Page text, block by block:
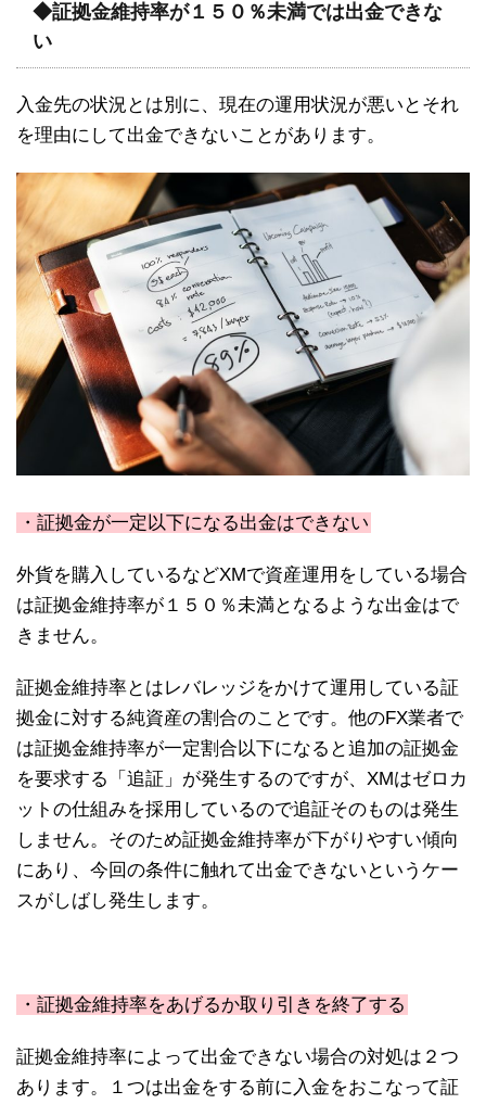
◆証拠金維持率が１５０％未満では出金できな
い
入金先の状況とは別に、現在の運用状況が悪いとそれ
を理由にして出金できないことがあります。
・証拠金が一定以下になる出金はできない
外貨を購入しているなどXMで資産運用をしている場合
は証拠金維持率が１５０％未満となるような出金はで
きません。
証拠金維持率とはレバレッジをかけて運用している証
拠金に対する純資産の割合のことです。他のFX業者で
は証拠金維持率が一定割合以下になると追加の証拠金
を要求する「追証」が発生するのですが、XMはゼロカ
ットの仕組みを採用しているので追証そのものは発生
しません。そのため証拠金維持率が下がりやすい傾向
にあり、今回の条件に触れて出金できないというケー
スがしばし発生します。
・証拠金維持率をあげるか取り引きを終了する
証拠金維持率によって出金できない場合の対処は２つ
あります。１つは出金をする前に入金をおこなって証